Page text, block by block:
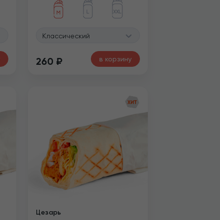
Классический
260 ₽ в корзину
Цезарь